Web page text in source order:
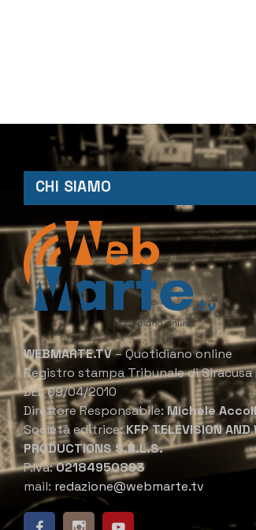
CHI SIAMO
WEBMARTE.TV– Quotidiano online
Registro stampa Tribunale di Siracusa
DEL 09/04/2010
Direttore Responsabile:Michele
Società editrice:KFP TELEVISION AND
PRODUCTIONS S.R.L.S.
P.Iva:02184950893
mail: redazione@webmarte.tv